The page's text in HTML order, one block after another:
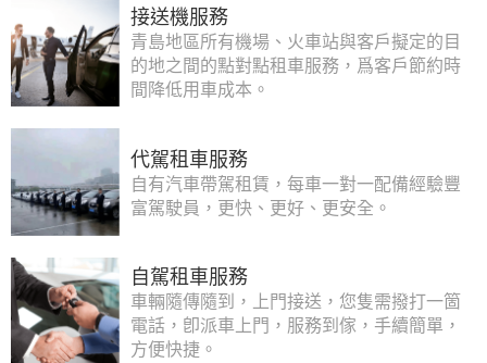
接送機服務
青島地區所有機場、火車站與客戶擬定的目
的地之間的點對點租車服務，爲客戶節約時
間降低用車成本。
代駕租車服務
自有汽車帶駕租賃，每車一對一配備經驗豐
富駕駛員，更快、更好、更安全。
自駕租車服務
車輛隨傳隨到，上門接送，您隻需撥打一箇
電話，卽派車上門，服務到傢，手續簡單，
方便快捷。